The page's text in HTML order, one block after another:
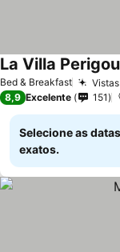
Bed & Breakfast
La Villa
8,9 Excelente 151
Selecione as
exatos.